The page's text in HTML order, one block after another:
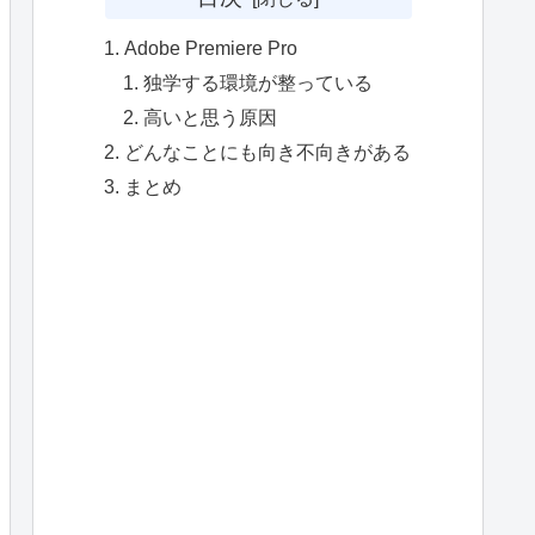
Adobe Premiere Pro
独学する環境が整っている
高いと思う原因
どんなことにも向き不向きがある
まとめ